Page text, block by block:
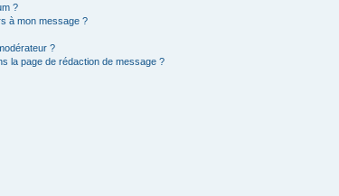
?
à mon message ?
?
la page de rédaction de message ?